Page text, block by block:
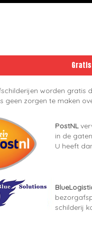
worden gratis
geen zorgen te maken
PostNL
in de
U heeft
schilderij